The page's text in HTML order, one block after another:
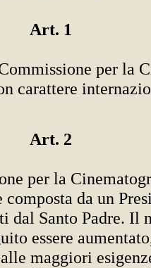
Art. 1
per la
carattere
Art. 2
per la
da un
dal Santo Padre. Il
essere
maggiori